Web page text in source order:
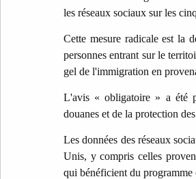
les réseaux sociaux sur les
Cette mesure radicale est la
personnes entrant sur le
gel de l'immigration en
L'avis « obligatoire » a été
douanes et de la protection
Les données des réseaux
Unis, y compris celles
qui bénéficient du programme